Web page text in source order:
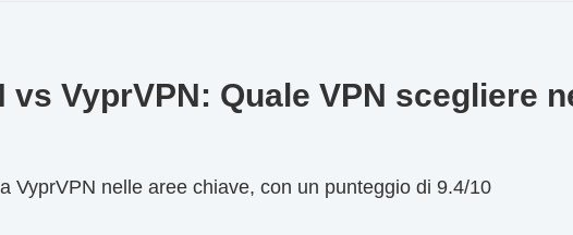
vs VyprVPN: Quale VPN scegliere
VyprVPN nelle aree chiave, con un punteggio di 9.4/10